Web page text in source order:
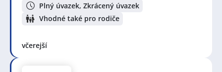
Plný úvazek, Zkrácený úvazek
Vhodné také pro rodiče
včerejší